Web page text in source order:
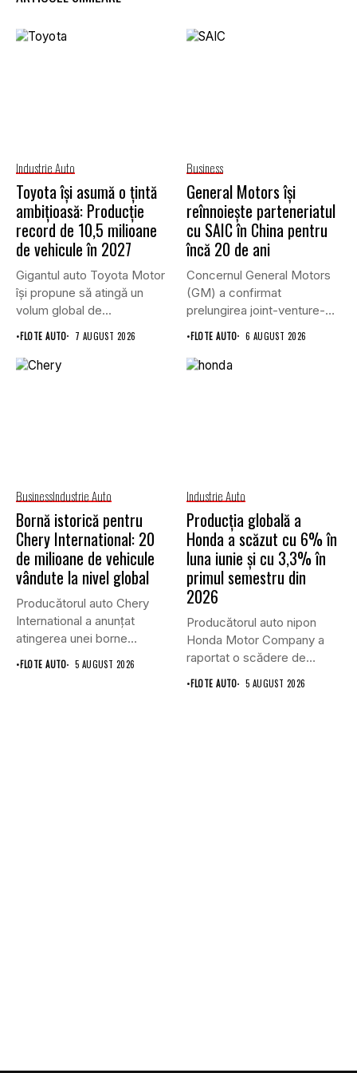
Industrie Auto
Toyota își asumă o țintă
ambițioasă: Producție
record de 10,5 milioane
de vehicule în 2027
Gigantul auto Toyota Motor
își propune să atingă un
volum global de...
•FLOTE AUTO 7 AUGUST 2026
Business
General Motors își
reînnoiește parteneriatul
cu SAIC în China pentru
încă 20 de ani
Concernul General Motors
(GM) a confirmat
prelungirea joint-venture-
ului său cu grupul chinez...
•FLOTE AUTO 6 AUGUST 2026
BusinessIndustrie Auto
Bornă istorică pentru
Chery International: 20
de milioane de vehicule
vândute la nivel global
Producătorul auto Chery
International a anunțat
atingerea unei borne
istorice în industria...
•FLOTE AUTO 5 AUGUST 2026
Industrie Auto
Producția globală a
Honda a scăzut cu 6% în
luna iunie și cu 3,3% în
primul semestru din
2026
Producătorul auto nipon
Honda Motor Company a
raportat o scădere de
6,1%...
•FLOTE AUTO 5 AUGUST 2026